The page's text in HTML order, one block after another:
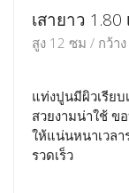
เสายาว
สูง 12 ซม / กว้า
แท่งปูนมีผิวเรีย
สวยงามน่าใช้
ให้แน่นหนาเวลา
รวดเร็ว